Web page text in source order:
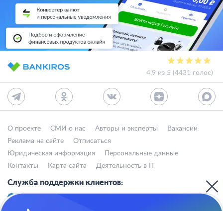
4.9 из 5 (4431 голос)
О проекте СМИ о нас Авторы и эксперты
Вакансии
Реклама на сайте
Отписаться
Юридическая информация
Персональные данные
Контакты
Карта сайта Деятельность в IT
Служба поддержки клиентов:
В Max